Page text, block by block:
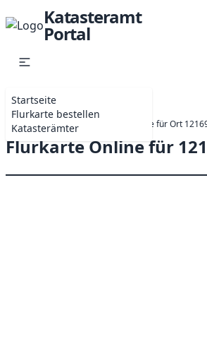
Katasteramt
Portal
Startseite
Flurkarte bestellen
Katasterämter
Startseite Online-Antrag Flurkarte für Ort
Flurkarte Online für